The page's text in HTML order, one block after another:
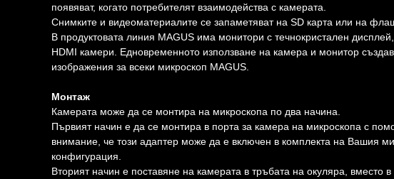
появяват, когато потребителят взаимодейства с камерата.
Снимките и видеоматериалите се запаметяват на SD карта или на
В продуктовата линия MAGUS има монитори с течнокристален
HDMI камери. Едновременното използване на камера и монитор
изображения за всеки микроскоп MAGUS.
Монтаж
Камерата може да се монтира на микроскопа по два начина.
Първият начин е да се монтира в порта за камера на микроскопа с
внимание, че този адаптер може да е включен в комплекта на Вашия
конфигурация.
Вторият начин е поставяне на камерата в тръбата на окуляра, вместо